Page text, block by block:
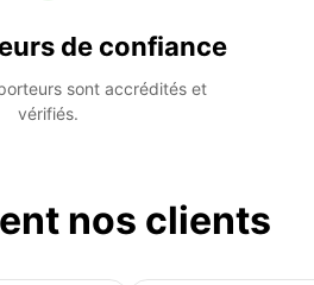
de confiance
sont accrédités et
vérifiés.
nos clients